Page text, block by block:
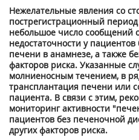
Нежелательные явления со
пострегистрационный
небольшое число сообщений
недостаточности у
печени в анамнезе, а также
факторов риска. Указанные
молниеносным течением, в
трансплантация печени или
пациента. В связи с этим,
мониторинг активности
пациентов без печеночной
других факторов риска.